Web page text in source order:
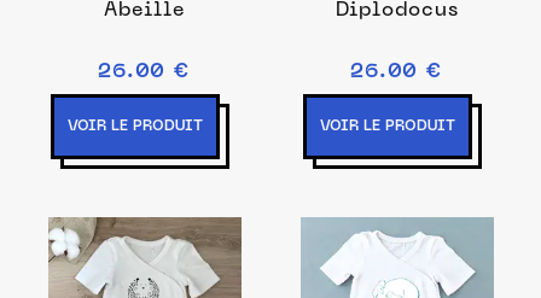
Abeille
26.00 €
VOIR LE PRODUIT
Diplodocus
26.00 €
VOIR LE PRODUIT